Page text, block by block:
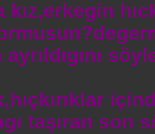
kız,erkegin
taşıran son